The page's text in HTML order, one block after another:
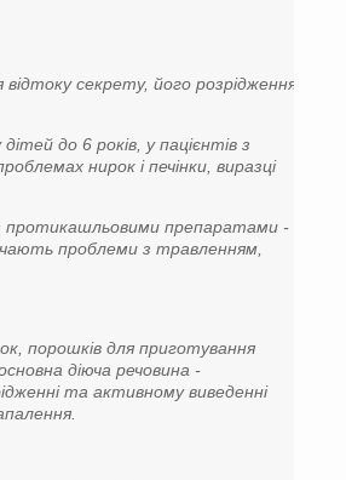
секрету, його розрідження;
до 6 років, у пацієнтів з
нирок і печінки, виразці
протикашльовими препаратами -
проблеми з травленням,
порошків для приготування
діюча речовина -
та активному виведенні